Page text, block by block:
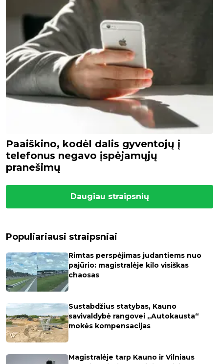
Paaiškino, kodėl dalis gyventojų į
telefonus negavo įspėjamųjų
pranešimų
Daugiau straipsnių
Populiariausi straipsniai
Rimtas perspėjimas judantiems nuo
pajūrio: magistralėje kilo visiškas
chaosas
Sustabdžius statybas, Kauno
savivaldybė rangovei „Autokausta“
mokės kompensacijas
Magistralėje tarp Kauno ir Vilniaus